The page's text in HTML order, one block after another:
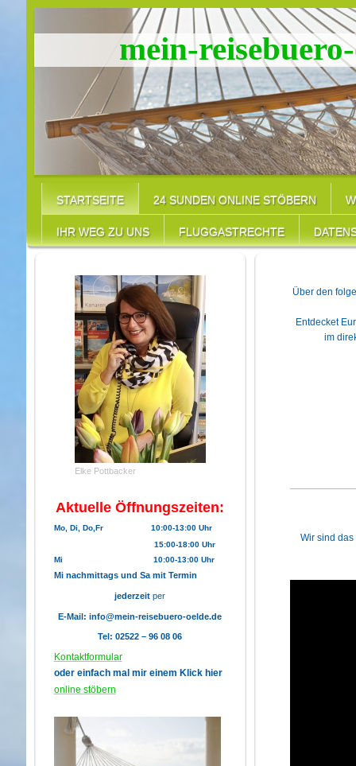
mein-
STARTSEITE 24 SUNDEN ONLINE STÖBERN
IHR WEG ZU UNS FLUGGASTRECHTE
Über den
Entdecket
im
Wir sind
Elke Pottbacker
Aktuelle Öffnungszeiten:
Mo, Di, Do,Fr 10:00-13:00 Uhr
15:00-18:00 Uhr
Mi 10:00-13:00 Uhr
Mi nachmittags und Sa mit Termin
jederzeit per
E-Mail: info@mein-reisebuero-oelde.de
Tel: 02522 – 96 08 06
Kontaktformular
oder einfach mal mir einem Klick hier
online stöbern